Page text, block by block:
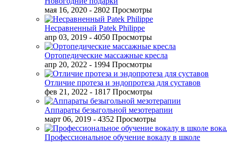
мая 16, 2020 - 2802 Просмотры
Несравненный Patek Philippe
апр 03, 2019 - 4050 Просмотры
Ортопедические массажные кресла
апр 20, 2022 - 1994 Просмотры
Отличие протеза и эндопротеза для суставов
фев 21, 2022 - 1817 Просмотры
Аппараты безыгольной мезотерапии
март 06, 2019 - 4352 Просмотры
Профессиональное обучение вокалу в школе